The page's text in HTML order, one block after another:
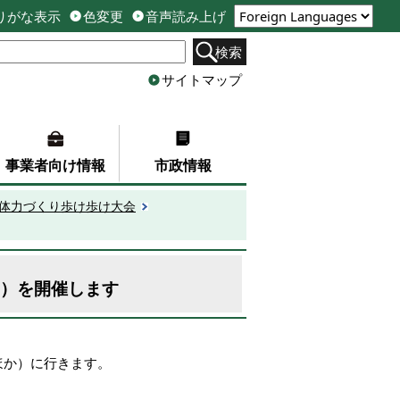
がな表示 色変更
音声読み上げ
検索
サイトマップ
事業者向け情報 市政情報
力づくり歩け歩け大会
を開催します
）に行きます。